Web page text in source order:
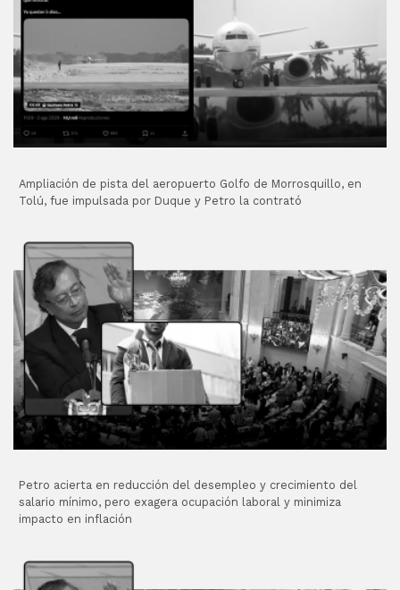
Ampliación de pista del aeropuerto Golfo de Morrosquillo, en
Tolú, fue impulsada por Duque y Petro la contrató
Petro acierta en reducción del desempleo y crecimiento del
salario mínimo, pero exagera ocupación laboral y minimiza
impacto en inflación